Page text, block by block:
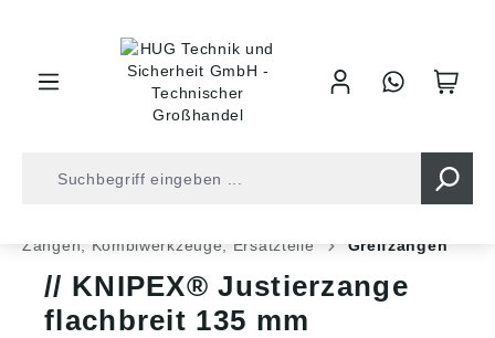
Zangen, Kombiwerkzeuge, Ersatzteile
Greifzangen
KNIPEX® Justierzange
flachbreit 135 mm